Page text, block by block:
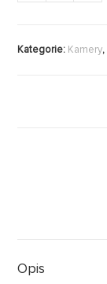
Kategorie: Kamery,
Opis